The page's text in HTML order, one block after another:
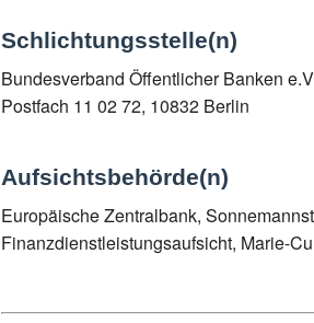
Schlichtungsstelle(n)
Bundesverband Öffentlicher Banken
Postfach 11 02 72, 10832 Berlin
Aufsichtsbehörde(n)
Europäische Zentralbank,
Finanzdienstleistungsaufsicht, Marie-